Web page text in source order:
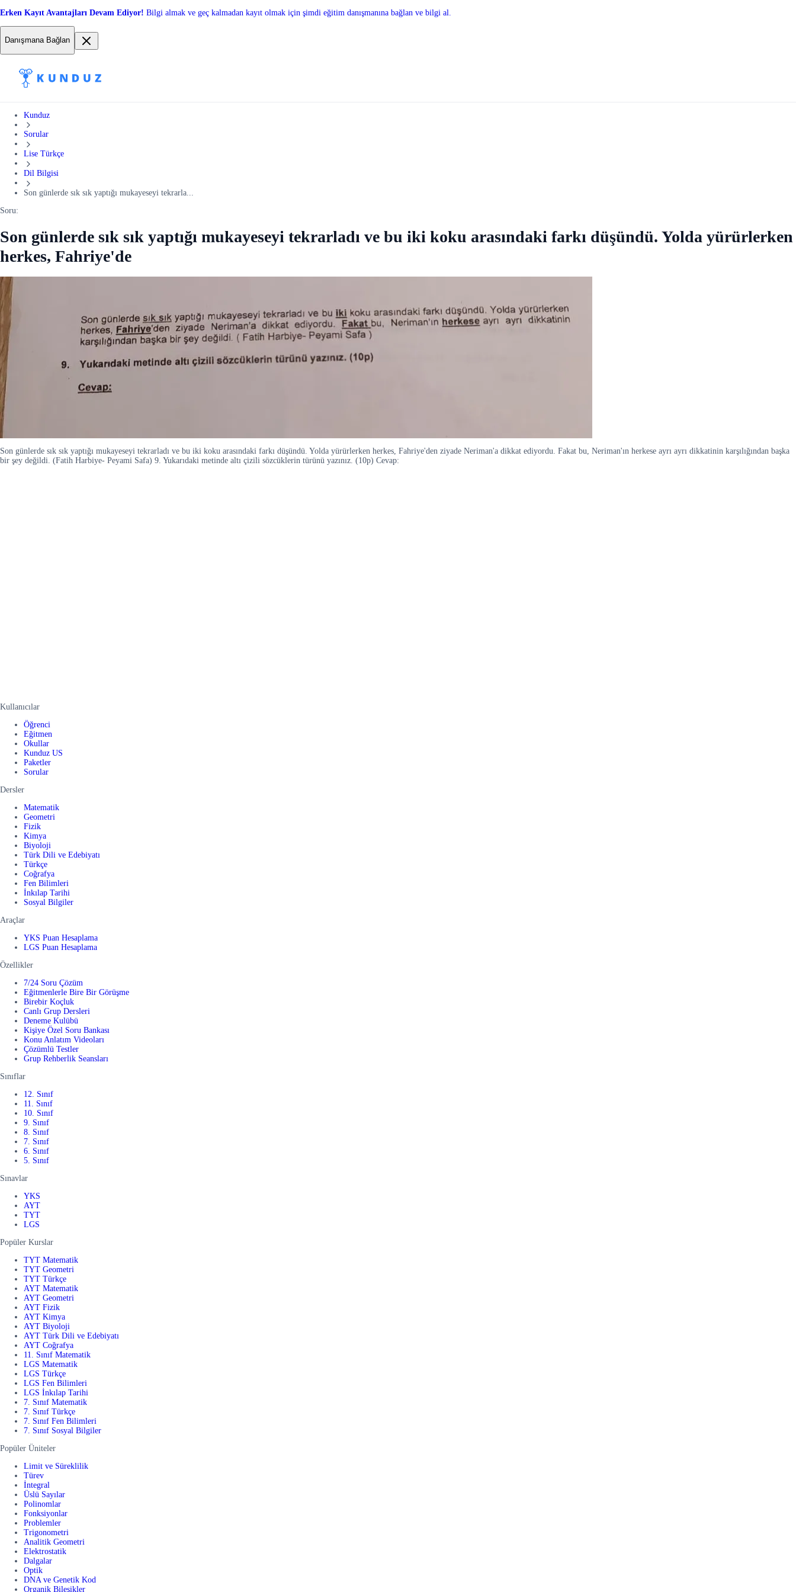
Erken Kayıt Avantajları Devam Ediyor! Bilgi almak ve geç kalmadan kayıt olmak için şimdi eğitim danışmanına bağlan ve bilgi al.
Danışmana Bağlan
Kunduz
Sorular
Lise Türkçe
Dil Bilgisi
Son günlerde sık sık yaptığı mukayeseyi tekrarla...
Soru:
Son günlerde sık sık yaptığı mukayeseyi tekrarladı ve bu iki koku arasındaki farkı düşündü. Yolda yürürlerken
herkes, Fahriye'de
Son günlerde sık sık yaptığı mukayeseyi tekrarladı ve bu iki koku arasındaki farkı düşündü. Yolda yürürlerken herkes, Fahriye'den ziyade Neriman'a dikkat ediyordu. Fakat bu, Neriman'ın herkese ayrı ayrı dikkatinin karşılığından başka
bir şey değildi. (Fatih Harbiye- Peyami Safa) 9. Yukarıdaki metinde altı çizili sözcüklerin türünü yazınız. (10p) Cevap:
Kullanıcılar
Öğrenci
Eğitmen
Okullar
Kunduz US
Paketler
Sorular
Dersler
Matematik
Geometri
Fizik
Kimya
Biyoloji
Türk Dili ve Edebiyatı
Türkçe
Coğrafya
Fen Bilimleri
İnkılap Tarihi
Sosyal Bilgiler
Araçlar
YKS Puan Hesaplama
LGS Puan Hesaplama
Özellikler
7/24 Soru Çözüm
Eğitmenlerle Bire Bir Görüşme
Birebir Koçluk
Canlı Grup Dersleri
Deneme Kulübü
Kişiye Özel Soru Bankası
Konu Anlatım Videoları
Çözümlü Testler
Grup Rehberlik Seansları
Sınıflar
12. Sınıf
11. Sınıf
10. Sınıf
9. Sınıf
8. Sınıf
7. Sınıf
6. Sınıf
5. Sınıf
Sınavlar
YKS
AYT
TYT
LGS
Popüler Kurslar
TYT Matematik
TYT Geometri
TYT Türkçe
AYT Matematik
AYT Geometri
AYT Fizik
AYT Kimya
AYT Biyoloji
AYT Türk Dili ve Edebiyatı
AYT Coğrafya
11. Sınıf Matematik
LGS Matematik
LGS Türkçe
LGS Fen Bilimleri
LGS İnkılap Tarihi
7. Sınıf Matematik
7. Sınıf Türkçe
7. Sınıf Fen Bilimleri
7. Sınıf Sosyal Bilgiler
Popüler Üniteler
Limit ve Süreklilik
Türev
İntegral
Üslü Sayılar
Polinomlar
Fonksiyonlar
Problemler
Trigonometri
Analitik Geometri
Elektrostatik
Dalgalar
Optik
DNA ve Genetik Kod
Organik Bileşikler